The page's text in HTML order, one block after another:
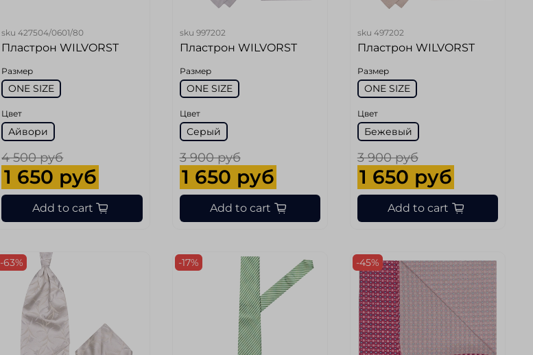
sku427504/0601/80
Пластрон WILVORST
Размер
ONE SIZE
Цвет
Айвори
4 500 руб
1 650 руб
Add to cart
sku 997202
Пластрон WILVORST
Размер
ONE SIZE
Цвет
Серый
3 900 руб
1 650 руб
Add to cart
sku 497202
Пластрон WILVORST
Размер
ONE SIZE
Цвет
Бежевый
3 900 руб
1 650 руб
Add to cart
-63% -17% -45%